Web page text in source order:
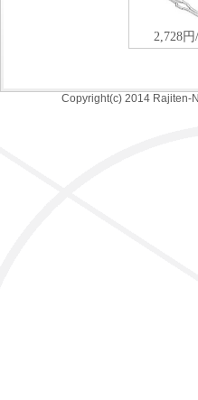
Copyright(c) 2014 Rajiten-